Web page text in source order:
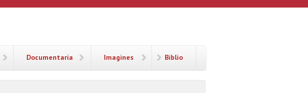
Documentaria Imagines Biblio